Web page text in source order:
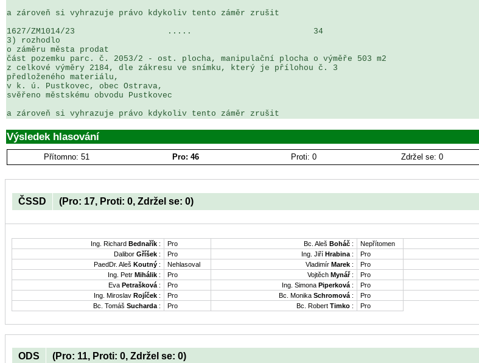
a zároveň si vyhrazuje právo kdykoliv tento záměr zrušit
1627/ZM1014/23                   .....                         34
3) rozhodlo
o záměru města prodat
část pozemku parc. č. 2053/2 - ost. plocha, manipulační plocha o výměře 503 m2
z celkové výměry 2184, dle zákresu ve snímku, který je přílohou č. 3
předloženého materiálu,
v k. ú. Pustkovec, obec Ostrava,
svěřeno městskému obvodu Pustkovec
a zároveň si vyhrazuje právo kdykoliv tento záměr zrušit
Výsledek hlasování
Přítomno: 51 Pro: 46 Proti: 0 Zdržel se: 0
ČSSD (Pro: 17, Proti: 0, Zdržel se: 0)
Ing. Richard Bednařík : Pro Bc. Aleš Boháč : Nepřítomen
Dalibor Gříšek : Pro Ing. Jiří Hrabina : Pro
PaedDr. Aleš Koutný : Nehlasoval Vladimír Marek : Pro
Ing. Petr Mihálik : Pro Vojtěch Mynář: Pro
Eva Petrašková : Pro Ing. Simona Piperková : Pro
Ing. Miroslav Rojíček : Pro Bc. Monika Schromová : Pro
Bc. Tomáš Sucharda : Pro Bc. Robert Timko : Pro
ODS (Pro: 11, Proti: 0, Zdržel se: 0)